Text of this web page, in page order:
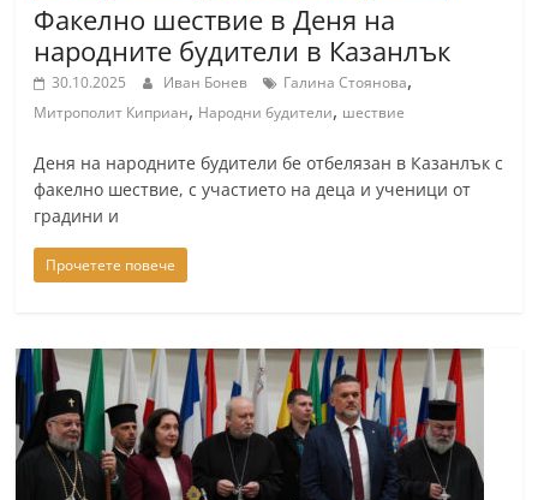
Факелно шествие в Деня на
народните будители в Казанлък
30.10.2025 Иван Бонев Галина Стоянова,
Митрополит Киприан, Народни будители, шествие
Деня на народните будители бе отбелязан в Казанлък с
факелно шествие, с участието на деца и ученици от
градини и
Прочетете повече